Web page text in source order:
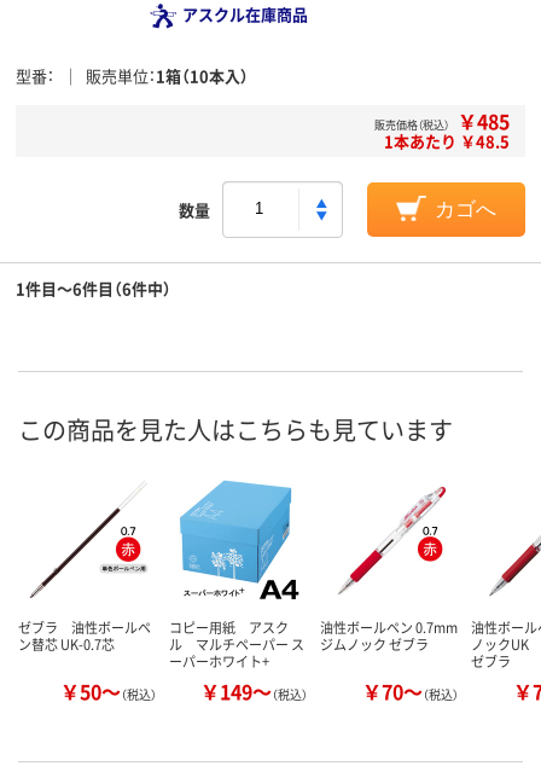
アスクル在庫商品
型番 販売単位 1箱（10本入）
販売価格（税込） ￥485
1本あたり ￥48.5
数量 カゴへ
1件目～6件目（6件中）
この商品を見た人はこちらも見ています
ゼブラ 油性ボールペ
ン替芯 UK-0.7芯
￥50～（税込）
コピー用紙 アスク
ル マルチペーパー ス
ーパーホワイト+
￥149～（税込）
油性ボールペン 0.7mm
ジムノック ゼブラ
￥70～（税込）
油性ボー
ノック
ゼブラ
￥